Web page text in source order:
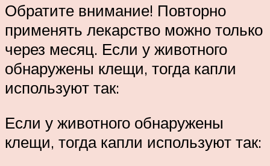
Обратите внимание! Повторно
применять лекарство можно только
через месяц. Если у животного
обнаружены клещи, тогда капли
используют так:
Если у животного обнаружены
клещи, тогда капли используют так: